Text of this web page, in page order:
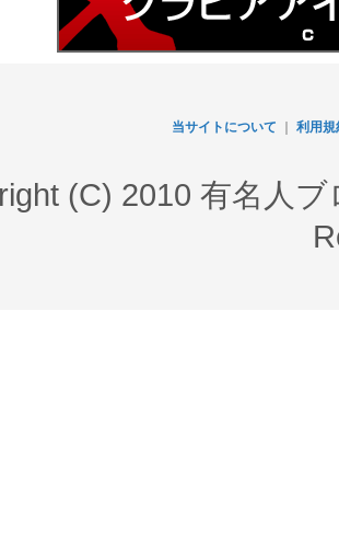
当サイトについて 利用規
(C) 2010 有名人